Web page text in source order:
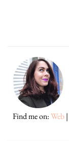
Find me on:Web|